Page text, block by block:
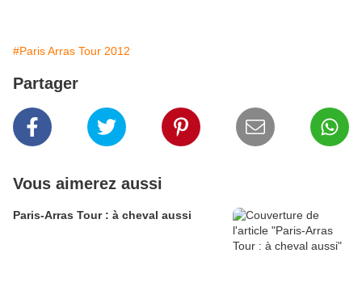
#Paris Arras Tour 2012
Partager
Vous aimerez aussi
Paris-Arras Tour : à cheval aussi